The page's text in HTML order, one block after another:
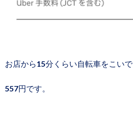
お店から15分くらい自転車をこいで
557円です。